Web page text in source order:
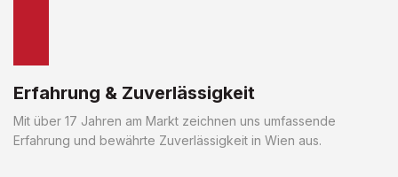
Erfahrung & Zuverlässigkeit
Mit über 17 Jahren am Markt zeichnen uns umfassende
Erfahrung und bewährte Zuverlässigkeit in Wien aus.